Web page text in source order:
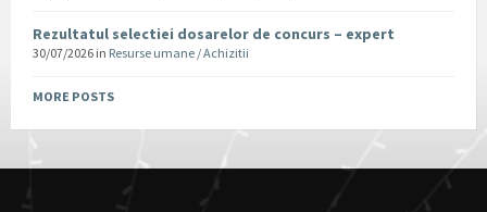
Rezultatul selectiei dosarelor de concurs – expert
30/07/2026 in Resurse umane / Achizitii
MORE POSTS